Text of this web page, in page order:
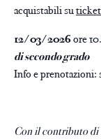
acquistabili su
12/03/2026ore
di secondo grado
Info e
Con il contributo di